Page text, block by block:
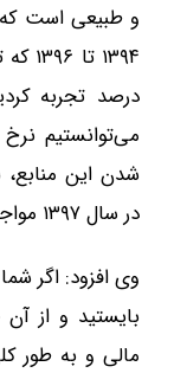
و طبیعی است که
درصد تجربه
می‌توانستیم نرخ
شدن این
در سال ۱۳۹۷ مواجه شدیم.
وی افزود: اگر
بایستید و از آن
مالی و به طور